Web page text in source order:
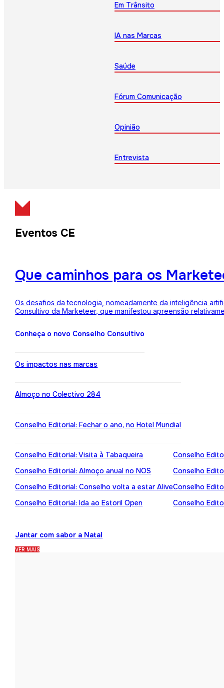
Em Trânsito
IA nas Marcas
Saúde
Fórum Comunicação
Opinião
Entrevista
Eventos CE
Que caminhos para os
Os desafios da tecnologia, nomeadamente da inteligência
Consultivo da Marketeer, que manifestou apreensão
Conheça o novo Conselho Consultivo
Os impactos nas marcas
Almoço no Colectivo 284
Conselho Editorial: Fechar o ano, no Hotel Mundial
Conselho Editorial: Visita à Tabaqueira
Conselho Editorial: Almoço anual no NOS
Conselho Editorial: Conselho volta a estar Alive
Conselho Editorial: Ida ao Estoril Open
Conselho
Conselho
Conselho
Conselho
Jantar com sabor a Natal
VER MAIS